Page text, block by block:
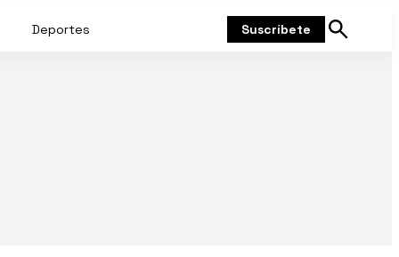
Deportes Suscríbete
Mostrar